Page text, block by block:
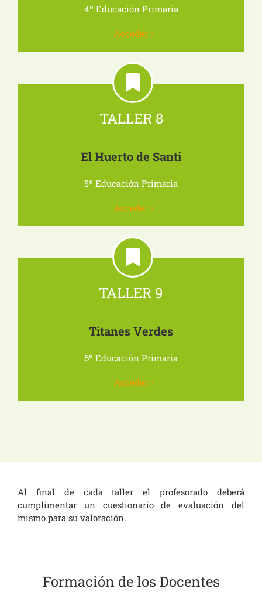
4º Educación Primaria
Acceder
TALLER 8
El Huerto de Santi
5º Educación Primaria
Acceder
TALLER 9
Titanes Verdes
6º Educación Primaria
Acceder
Al final de cada taller el profesorado deberá
cumplimentar un cuestionario de evaluación del
mismo para su valoración.
Formación de los Docentes